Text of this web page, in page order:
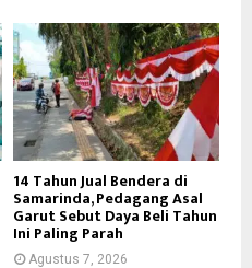
14 Tahun Jual Bendera di
Samarinda, Pedagang Asal
Garut Sebut Daya Beli Tahun
Ini Paling Parah
Agustus 7, 2026